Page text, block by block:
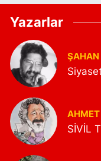
Yazarlar
ŞAHAN
SİVİL